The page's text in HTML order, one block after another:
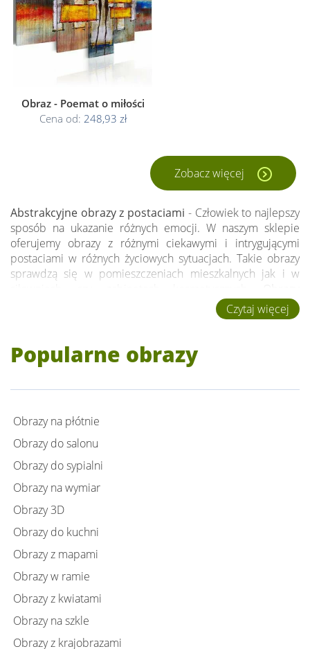
Obraz - Poemat o miłości
Cena od: 248,93 zł
Zobacz więcej
Abstrakcyjne obrazy z postaciami - Człowiek to najlepszy
sposób na ukazanie różnych emocji. W naszym sklepie
oferujemy obrazy z różnymi ciekawymi i intrygującymi
postaciami w różnych życiowych sytuacjach. Takie obrazy
sprawdzą się w pomieszczeniach mieszkalnych jak i w
- drukowane na płótnie w
najwyższej jakości wydruku full HD z ochroną UV - obraz
ostrość oraz głębia kolorów gwarantowana !
zapoznania z naszą pełną ofertą w kategoriiobrazy na
wnętrza i dodadzą im niepowtarzalnego wyglądu.
Czytaj więcej
Popularne obrazy
Obrazy na płótnie
Obrazy do salonu
Obrazy do sypialni
Obrazy na wymiar
Obrazy 3D
Obrazy do kuchni
Obrazy z mapami
Obrazy w ramie
Obrazy z kwiatami
Obrazy na szkle
Obrazy z krajobrazami